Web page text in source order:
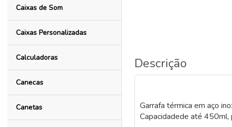
Caixas de Som
Caixas Personalizadas
Calculadoras
Canecas
Canetas
Descrição
Garrafa térmica em aço
Capacidadede até 450ml,